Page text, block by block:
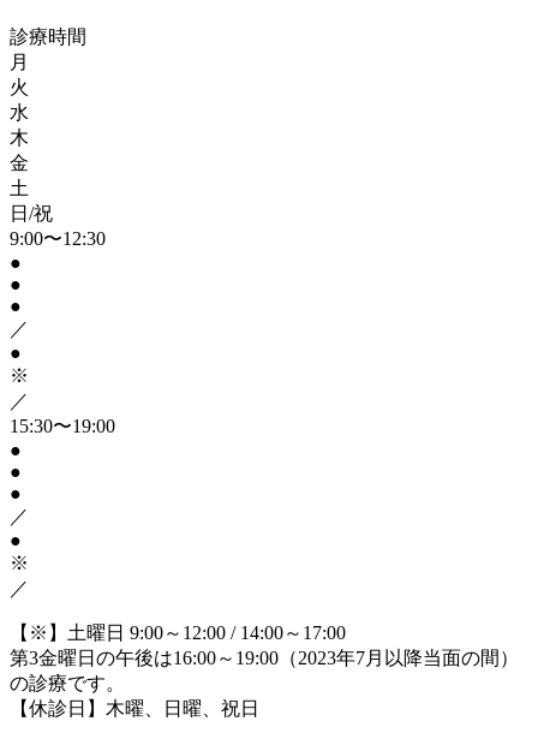
診療時間
月
火
水
木
金
土
日/祝
9:00〜12:30
●
●
●
／
●
※
／
15:30〜19:00
●
●
●
／
●
※
／
【※】土曜日 9:00～12:00 / 14:00～17:00
第3金曜日の午後は16:00～19:00（2023年7月以降当面の間）
の診療です。
【休診日】木曜、日曜、祝日